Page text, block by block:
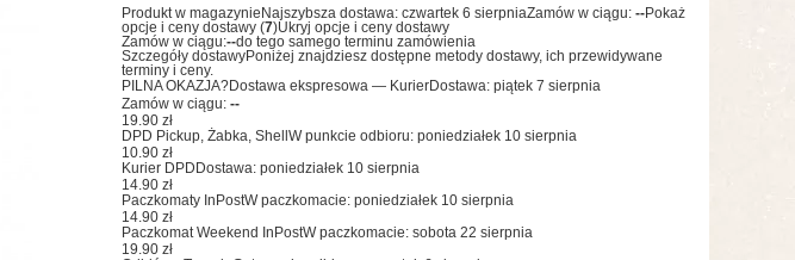
Produkt w magazynie Najszybsza dostawa: czwartek 6 sierpniaZamów w ciągu: --Pokaż
opcje i ceny dostawy (7)Ukryj opcje i ceny dostawy
Zamów w ciągu:--do tego samego terminu zamówienia
Szczegóły dostawyPoniżej znajdziesz dostępne metody dostawy, ich przewidywane
terminy i ceny.
PILNA OKAZJA?Dostawa ekspresowa — KurierDostawa: piątek 7 sierpnia
Zamów w ciągu: --
19.90 zł
DPD Pickup, Żabka, Shell W punkcie odbioru: poniedziałek 10 sierpnia
10.90 zł
Kurier DPD Dostawa: poniedziałek 10 sierpnia
14.90 zł
Paczkomaty InPostW paczkomacie: poniedziałek 10 sierpnia
14.90 zł
Paczkomat Weekend InPostW paczkomacie: sobota 22 sierpnia
19.90 zł